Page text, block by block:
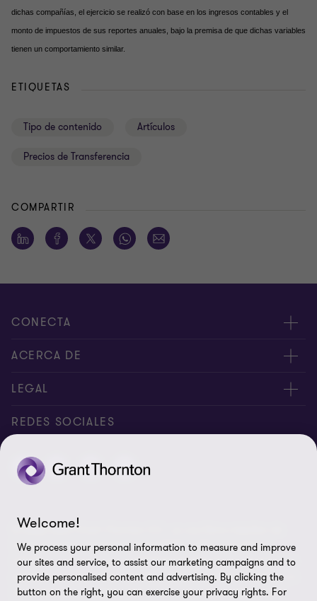
dichas compañías, el ejercicio se realizó con base en los ingresos contables y el
monto de impuestos de sus reportes anuales, bajo la premisa de que dichas variables
tienen un comportamiento similar.
ETIQUETAS
Tipo de contenido Artículos
Precios de Transferencia
COMPARTIR
CONECTA
Nuestros expertos
Alertas
Reporte de Tiempo
Reporte de Tiempo Administración
ACERCA DE
Nosotros
Empleos
Perspectivas
LEGAL
Aviso legal
Contacto
REDES SOCIALES
© Salles Sainz Grant Thornton S.C., es una firma miembro de
Grant Thornton International Ltd (GTIL). GTIL y sus firmas
miembro no forman una sociedad internacional, los servicios son
prestados por las firmas miembro. GTIL y sus firmas miembro no
se representan ni obligan entre si y no son responsables de los
Welcome!
We process your personal information to measure and improve
our sites and service, to assist our marketing campaigns and to
provide personalised content and advertising. By clicking the
button on the right, you can exercise your privacy rights. For